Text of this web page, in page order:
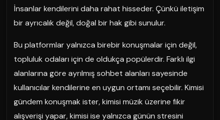
İnsanlar kendilerini daha rahat hisseder. Çünkü iletişim
bir ayrıcalık değil, doğal bir hak gibi sunulur.
Bu platformlar yalnızca birebir konuşmalar için değil,
topluluk odaları için de oldukça popülerdir. Farklı ilgi
alanlarına göre ayrılmış sohbet alanları sayesinde
kullanıcılar kendilerine en uygun ortamı seçebilir. Kimisi
gündem konuşmak ister, kimisi müzik üzerine fikir
alışverişi yapar, kimisi ise yalnızca günün stresini